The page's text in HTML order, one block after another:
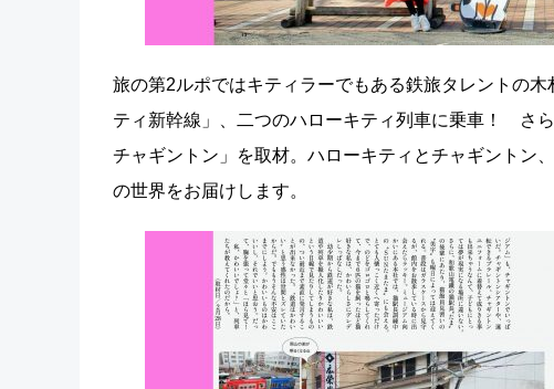
旅の第2ルポではキティラーでもある鉄旅タレントの
ティ新幹線」、二つのハローキティ列車に乗車！ さ
チャギントン」を取材。ハローキティとチャギントン
の世界をお届けします。